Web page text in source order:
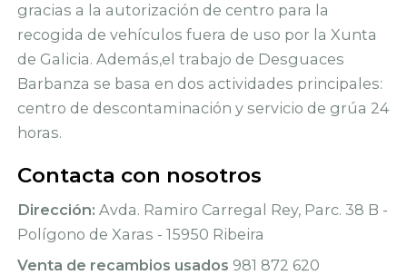
gracias a la autorización de centro para la
recogida de vehículos fuera de uso por la Xunta
de Galicia. Además,el trabajo de Desguaces
Barbanza se basa en dos actividades principales:
centro de descontaminación y servicio de grúa 24
horas.
Contacta con nosotros
Dirección: Avda. Ramiro Carregal Rey, Parc. 38 B -
Polígono de Xaras - 15950 Ribeira
Venta de recambios usados 981 872 620